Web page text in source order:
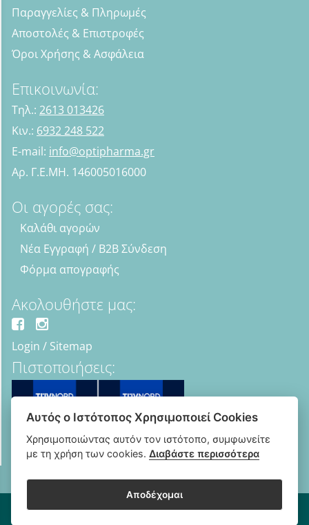
Παραγγελίες & Πληρωμές
Αποστολές & Επιστροφές
Όροι Χρήσης & Ασφάλεια
Επικοινωνία:
Τηλ.: 2613 013426
Κιν.: 6932 248 522
E-mail: info@optipharma.gr
Αρ. Γ.Ε.ΜΗ. 146005016000
Οι αγορές σας:
Καλάθι αγορών
Νέα Εγγραφή / B2B Σύνδεση
Φόρμα απογραφής
Ακολουθήστε μας:
Login / Sitemap
Πιστοποιήσεις:
Copyright © 2018 - 2026 B2B Οπτικά - Optipharma e-shop
Αυτός ο Ιστότοπος Χρησιμοποιεί Cookies
Χρησιμοποιώντας αυτόν τον ιστότοπο, συμφωνείτε
με τη χρήση των cookies.Διαβάστε περισσότερα
Αποδέχομαι